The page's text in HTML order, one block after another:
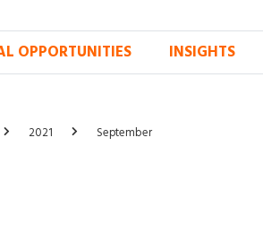
OPPORTUNITIES INSIGHTS
2021 September